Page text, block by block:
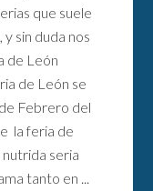
que suele
sin duda nos
de León
de León se
Febrero del
la feria de
seria
tanto en ...